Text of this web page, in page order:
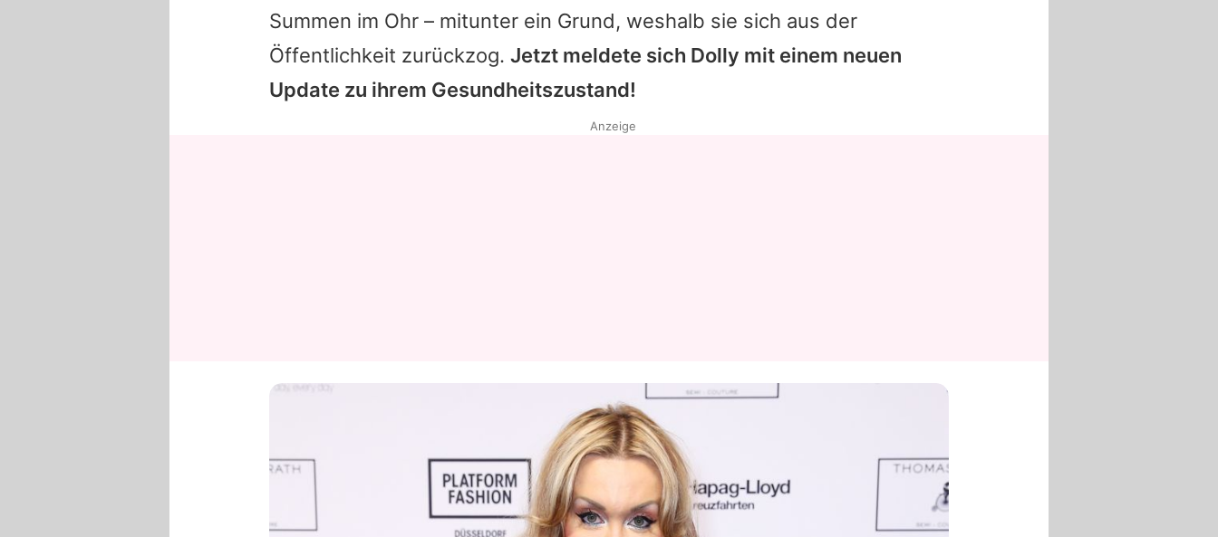
Summen im Ohr – mitunter ein Grund, weshalb sie sich aus der
Öffentlichkeit zurückzog. Jetzt meldete sich Dolly mit einem neuen
Update zu ihrem Gesundheitszustand!
Anzeige